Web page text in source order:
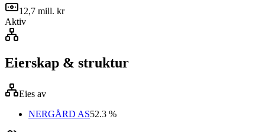
12,7 mill. kr
Aktiv
Eierskap & struktur
Eies av
NERGÅRD AS52.3 %